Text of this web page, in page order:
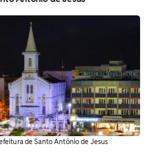
de Santo Antônio de Jesus